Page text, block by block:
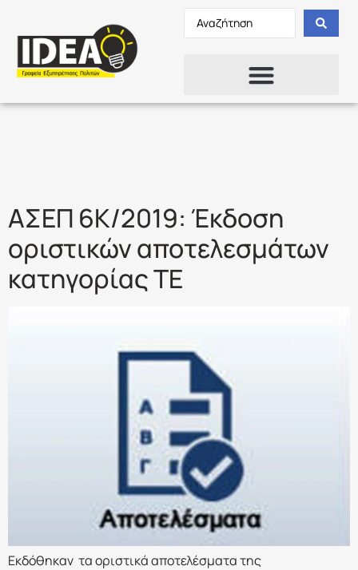
ΑΣΕΠ 6Κ/2019: Έκδοση
οριστικών αποτελεσμάτων
κατηγορίας ΤΕ
Εκδόθηκαν τα οριστικά αποτελέσματα της